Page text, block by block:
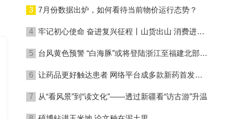
3 7月份数据出炉，如何看待当前物价运行态势？
4
牢记初心使命 奋进复兴征程丨山货出山 消费进山
5
台风黄色预警 “白海豚”或将登陆浙江至福建北部沿
6
让药品更好触达患者 网络平台成多款新药首发渠
7
从“看风景”到“读文化”——透过新疆看“访古游”升温